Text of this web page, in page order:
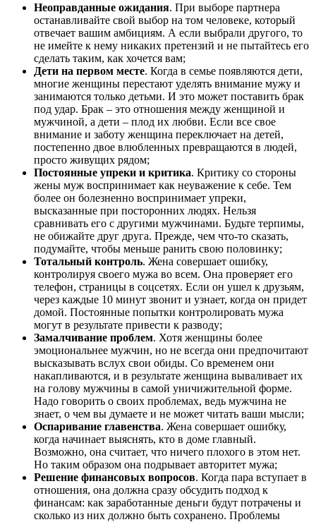
Неоправданные ожидания. При выборе партнера
останавливайте свой выбор на том человеке, который
отвечает вашим амбициям. А если выбрали другого, то
не имейте к нему никаких претензий и не пытайтесь его
сделать таким, как хочется вам;
Дети на первом месте. Когда в семье появляются дети,
многие женщины перестают уделять внимание мужу и
занимаются только детьми. И это может поставить брак
под удар. Брак – это отношения между женщиной и
мужчиной, а дети – плод их любви. Если все свое
внимание и заботу женщина переключает на детей,
постепенно двое влюбленных превращаются в людей,
просто живущих рядом;
Постоянные упреки и критика. Критику со стороны
жены муж воспринимает как неуважение к себе. Тем
более он болезненно воспринимает упреки,
высказанные при посторонних людях. Нельзя
сравнивать его с другими мужчинами. Будьте терпимы,
не обижайте друг друга. Прежде, чем что-то сказать,
подумайте, чтобы меньше ранить свою половинку;
Тотальный контроль. Жена совершает ошибку,
контролируя своего мужа во всем. Она проверяет его
телефон, страницы в соцсетях. Если он ушел к друзьям,
через каждые 10 минут звонит и узнает, когда он придет
домой. Постоянные попытки контролировать мужа
могут в результате привести к разводу;
Замалчивание проблем. Хотя женщины более
эмоциональнее мужчин, но не всегда они предпочитают
высказывать вслух свои обиды. Со временем они
накапливаются, и в результате женщина вываливает их
на голову мужчины в самой уничижительной форме.
Надо говорить о своих проблемах, ведь мужчина не
знает, о чем вы думаете и не может читать ваши мысли;
Оспаривание главенства. Жена совершает ошибку,
когда начинает выяснять, кто в доме главный.
Возможно, она считает, что ничего плохого в этом нет.
Но таким образом она подрывает авторитет мужа;
Решение финансовых вопросов. Когда пара вступает в
отношения, она должна сразу обсудить подход к
финансам: как заработанные деньги будут потрачены и
сколько из них должно быть сохранено. Проблемы